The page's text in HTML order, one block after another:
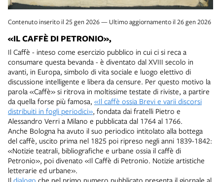
Contenuto inserito il 25 gen 2026 — Ultimo aggiornamento il 26 gen 2026
«IL CAFFÈ DI PETRONIO»,
Il Caffè - inteso come esercizio pubblico in cui ci si reca a
consumare questa bevanda - è diventato dal XVIII secolo in
avanti, in Europa, simbolo di vita sociale e luogo elettivo di
discussione intelligente e libera da censure. Per questo motivo la
parola «Caffè» si ritrova in moltissime testate di riviste, a partire
da quella forse più famosa, «Il caffè ossia Brevi e varii discorsi
distribuiti in fogli periodici», fondata dai fratelli Pietro e
Alessandro Verri a Milano e pubblicata dal 1764 al 1766.
Anche Bologna ha avuto il suo periodico intitolato alla bottega
del caffè, uscito prima nel 1825 poi ripreso negli anni 1839-1842:
«Notizie teatrali, bibliografiche e urbane ossia il caffè di
Petronio», poi divenato «Il Caffè di Petronio. Notizie artistiche
letterarie ed urbane».